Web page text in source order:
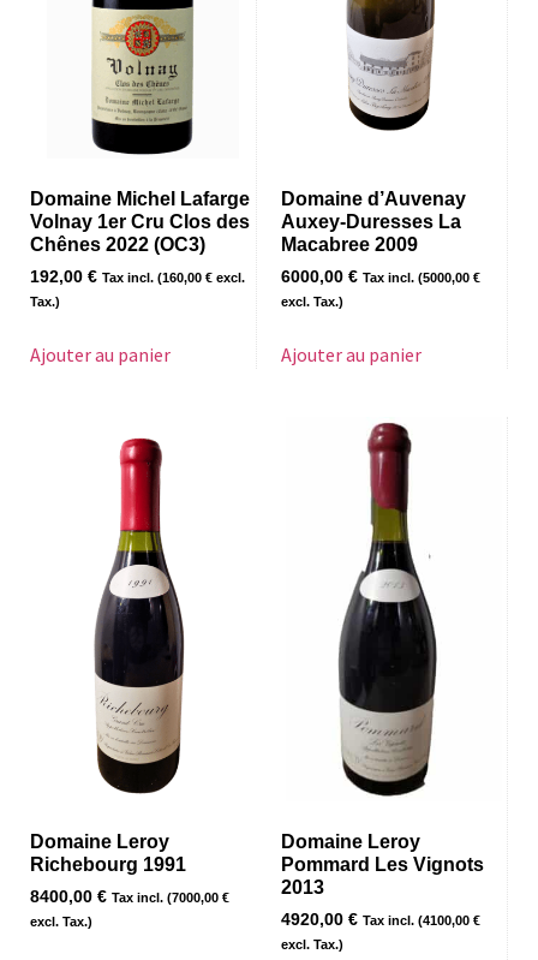
Domaine Michel Lafarge
Volnay 1er Cru Clos des
Chênes 2022 (OC3)
192,00 € Tax incl. (160,00 € excl.
Tax.)
Ajouter au panier
Domaine d’Auvenay
Auxey-Duresses La
Macabree 2009
6000,00 € Tax incl. (5000,00 €
excl. Tax.)
Ajouter au panier
Domaine Leroy
Richebourg 1991
8400,00 € Tax incl. (7000,00 €
excl. Tax.)
Domaine Leroy
Pommard Les Vignots
2013
4920,00 € Tax incl. (4100,00 €
excl. Tax.)